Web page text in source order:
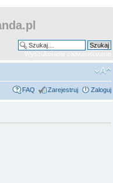
FAQ Zarejestruj Zaloguj